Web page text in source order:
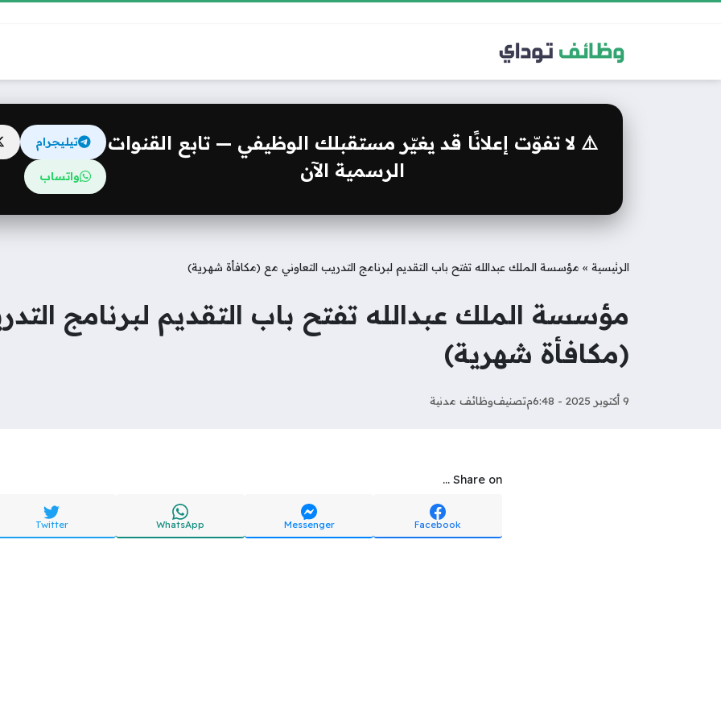
⚠️ لا تفوّت إعلانًا قد يغيّر مستقبلك الوظيفي — تابع القنوات
الرسمية الآن
تيليجرام
واتساب
الرئيسية » مؤسسة الملك عبدالله تفتح باب التقديم لبرنامج التدريب التعاوني مع (مكافأة شهرية)
مؤسسة الملك عبدالله تفتح باب التقديم لبرنامج
(مكافأة شهرية)
9 أكتوبر 2025 - 6:48م تصنيفوظائف مدنية
Share on ...
Facebook
Messenger
WhatsApp
Twitter